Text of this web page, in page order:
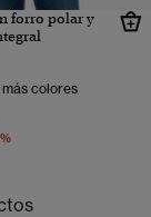
forro polar y
colores
de